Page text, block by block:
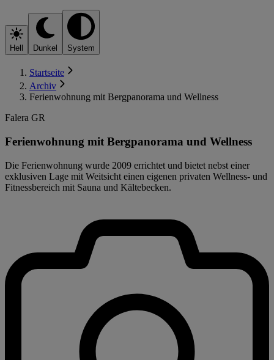
Hell Dunkel System
Startseite
Archiv
Ferienwohnung mit Bergpanorama und Wellness
Falera GR
Ferienwohnung mit Bergpanorama und Wellness
Die Ferienwohnung wurde 2009 errichtet und bietet nebst einer
exklusiven Lage mit Weitsicht einen eigenen privaten Wellness- und
Fitnessbereich mit Sauna und Kältebecken.